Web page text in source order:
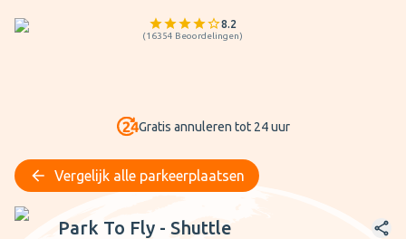
8.2
(16354 Beoordelingen)
Gratis annuleren tot 24 uur
Vergelijk alle parkeerplaatsen
Park To Fly - Shuttle
Park To Fly - Shuttle